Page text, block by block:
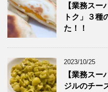
開
き
ま
す
【業務スー
トク」３種
た！！
2023/10/25
【業務ス
ジルのチー